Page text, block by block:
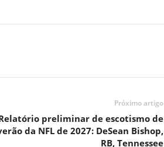
Próximo artigo
preliminar de escotismo de
da NFL de 2027: DeSean Bishop,
RB, Tennessee